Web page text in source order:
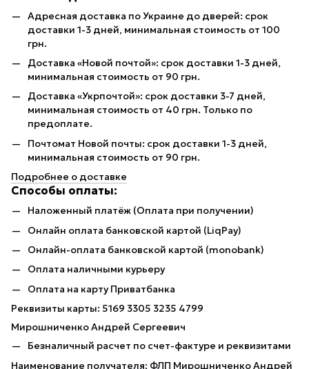
Адресная доставка по Украине до дверей: срок
доставки 1-3 дней, минимальная стоимость от 100
грн.
Доставка «Новой почтой»: срок доставки 1-3 дней,
минимальная стоимость от 90 грн.
Доставка «Укрпочтой»: срок доставки 3-7 дней,
минимальная стоимость от 40 грн. Только по
предоплате.
Почтомат Новой почты: срок доставки 1-3 дней,
минимальная стоимость от 90 грн.
Подробнее о доставке
Способы оплаты:
Наложенный платёж (Оплата при получении)
Онлайн оплата банковской картой (LiqPay)
Онлайн-оплата банковской картой (monobank)
Оплата наличными курьеру
Оплата на карту Приватбанка
Реквизиты карты: 5169 3305 3235 4799
Мирошниченко Андрей Сергеевич
Безналичный расчет по счет-фактуре и реквизитами
Наименование получателя: ФЛП Мирошниченко Андрей